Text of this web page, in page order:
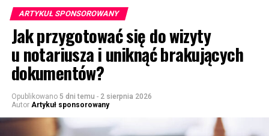
ARTYKUŁ SPONSOROWANY
Jak przygotować się do wizyty
u notariusza i uniknąć brakujących
dokumentów?
Opublikowano 5 dni temu - 2 sierpnia 2026
Autor Artykuł sponsorowany